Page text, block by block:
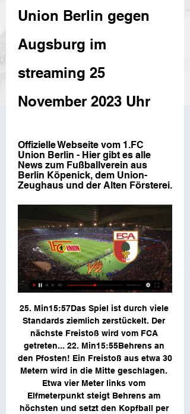
Union Berlin gegen
Augsburg im
streaming 25
November 2023 Uhr
Offizielle Webseite vom 1.FC
Union Berlin - Hier gibt es alle
News zum Fußballverein aus
Berlin Köpenick, dem Union-
Zeughaus und der Alten Försterei.
25. Min15:57Das Spiel ist durch viele
Standards ziemlich zerstückelt. Der
nächste Freistoß wird vom FCA
getreten... 22. Min15:55Behrens an
den Pfosten! Ein Freistoß aus etwa 30
Metern wird in die Mitte geschlagen.
Etwa vier Meter links vom
Elfmeterpunkt steigt Behrens am
höchsten und setzt den Kopfball per